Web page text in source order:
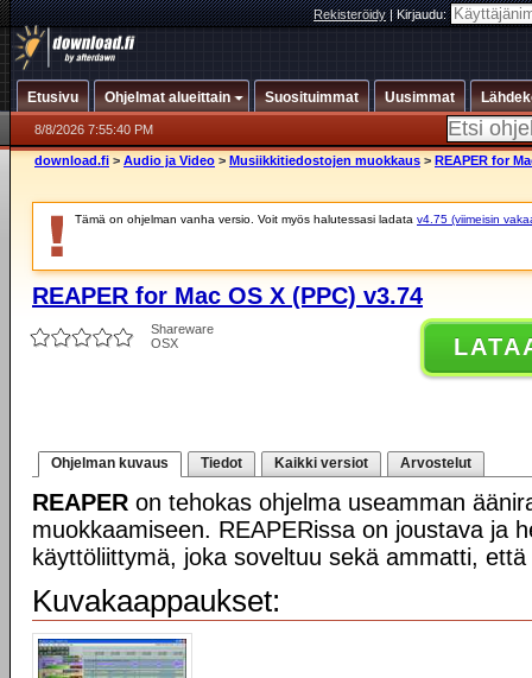
Rekisteröidy|Kirjaudu:
Etusivu Ohjelmat alueittain Suosituimmat Uusimmat
8/8/2026 7:55:40 PM
download.fi > Audio ja Video > Musiikkitiedostojen muokkaus > REAPER for
Tämä on ohjelman vanha versio. Voit myös halutessasi ladata v4.75 (viimeisin
REAPER for Mac OS X (PPC) v3.74
Shareware
OSX
Ohjelman kuvaus Tiedot Kaikki versiot Arvostelut
REAPER on tehokas ohjelma useamman
muokkaamiseen. REAPERissa on joustava ja
käyttöliittymä, joka soveltuu sekä ammatti,
Kuvakaappaukset: